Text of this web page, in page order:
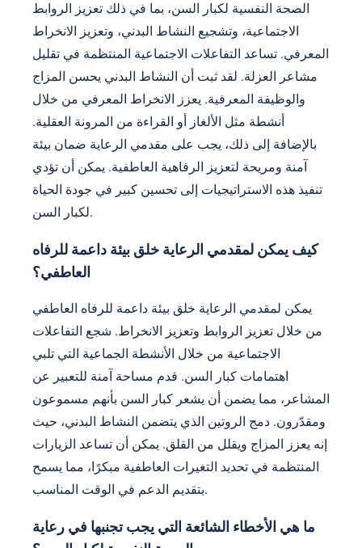
الصحة النفسية لكبار السن، بما في ذلك تعزيز الروابط
الاجتماعية، وتشجيع النشاط البدني، وتعزيز الانخراط
المعرفي. تساعد التفاعلات الاجتماعية المنتظمة في تقليل
مشاعر العزلة. لقد ثبت أن النشاط البدني يحسن المزاج
والوظيفة المعرفية. يعزز الانخراط المعرفي من خلال
أنشطة مثل الألغاز أو القراءة من المرونة العقلية.
بالإضافة إلى ذلك، يجب على مقدمي الرعاية ضمان بيئة
آمنة ومريحة لتعزيز الرفاهية العاطفية. يمكن أن تؤدي
تنفيذ هذه الاستراتيجيات إلى تحسين كبير في جودة الحياة
لكبار السن.
كيف يمكن لمقدمي الرعاية خلق بيئة داعمة للرفاه
العاطفي؟
يمكن لمقدمي الرعاية خلق بيئة داعمة للرفاه العاطفي
من خلال تعزيز الروابط وتعزيز الانخراط. شجع التفاعلات
الاجتماعية من خلال الأنشطة الجماعية التي تلبي
اهتمامات كبار السن. قدم مساحة آمنة للتعبير عن
المشاعر، مما يضمن أن يشعر كبار السن بأنهم مسموعون
ومقدّرون. دمج الروتين الذي يتضمن النشاط البدني، حيث
إنه يعزز المزاج ويقلل من القلق. يمكن أن تساعد الزيارات
المنتظمة في تحديد التغيرات العاطفية مبكرًا، مما يسمح
بتقديم الدعم في الوقت المناسب.
ما هي الأخطاء الشائعة التي يجب تجنبها في رعاية